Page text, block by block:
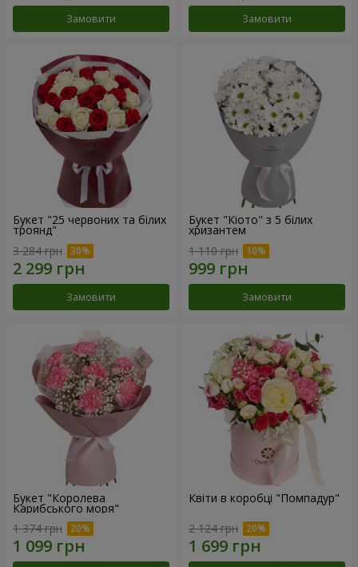
Замовити Замовити
Букет "25 червоних та білих
троянд"
3 284 грн
Замовити
Букет "Кіото" з 5 білих
хризантем
1 110 грн
Замовити
Букет "Королева
Карибського моря"
1 374 грн
Квіти в коробці "Помпадур"
2 124 грн